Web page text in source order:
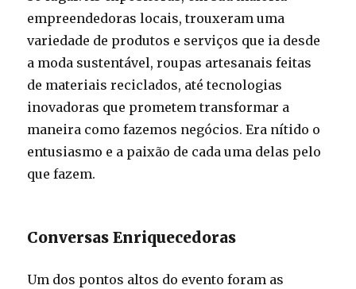
empreendedoras locais, trouxeram uma
variedade de produtos e serviços que ia desde
a moda sustentável, roupas artesanais feitas
de materiais reciclados, até tecnologias
inovadoras que prometem transformar a
maneira como fazemos negócios. Era nítido o
entusiasmo e a paixão de cada uma delas pelo
que fazem.
Conversas Enriquecedoras
Um dos pontos altos do evento foram as